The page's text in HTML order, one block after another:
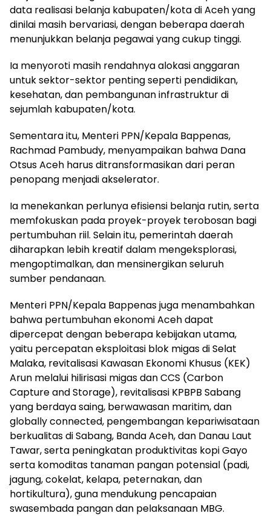
data realisasi belanja kabupaten/kota di Aceh yang
dinilai masih bervariasi, dengan beberapa daerah
menunjukkan belanja pegawai yang cukup tinggi.
Ia menyoroti masih rendahnya alokasi anggaran
untuk sektor-sektor penting seperti pendidikan,
kesehatan, dan pembangunan infrastruktur di
sejumlah kabupaten/kota.
Sementara itu, Menteri PPN/Kepala Bappenas,
Rachmad Pambudy, menyampaikan bahwa Dana
Otsus Aceh harus ditransformasikan dari peran
penopang menjadi akselerator.
Ia menekankan perlunya efisiensi belanja rutin, serta
memfokuskan pada proyek-proyek terobosan bagi
pertumbuhan riil. Selain itu, pemerintah daerah
diharapkan lebih kreatif dalam mengeksplorasi,
mengoptimalkan, dan mensinergikan seluruh
sumber pendanaan.
Menteri PPN/Kepala Bappenas juga menambahkan
bahwa pertumbuhan ekonomi Aceh dapat
dipercepat dengan beberapa kebijakan utama,
yaitu percepatan eksploitasi blok migas di Selat
Malaka, revitalisasi Kawasan Ekonomi Khusus (KEK)
Arun melalui hilirisasi migas dan CCS (Carbon
Capture and Storage), revitalisasi KPBPB Sabang
yang berdaya saing, berwawasan maritim, dan
globally connected, pengembangan kepariwisataan
berkualitas di Sabang, Banda Aceh, dan Danau Laut
Tawar, serta peningkatan produktivitas kopi Gayo
serta komoditas tanaman pangan potensial (padi,
jagung, cokelat, kelapa, peternakan, dan
hortikultura), guna mendukung pencapaian
swasembada pangan dan pelaksanaan MBG.